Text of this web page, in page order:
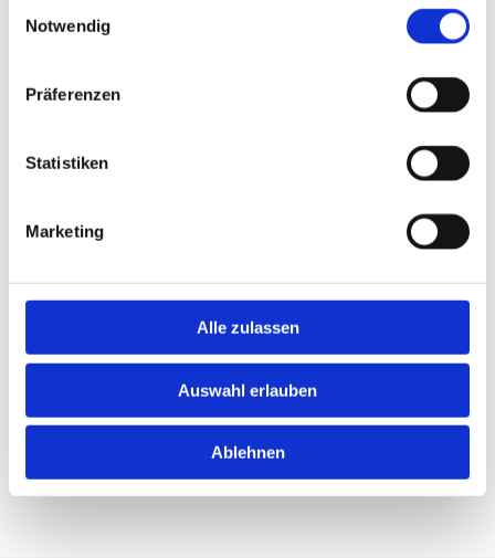
Notwendig
Präferenzen
Statistiken
Marketing
Alle zulassen
Auswahl erlauben
Ablehnen
Unsere Holzarbeiten in Bildern